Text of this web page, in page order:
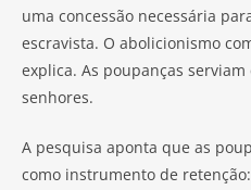
uma concessão necessária
escravista. O abolicionismo
explica. As poupanças
senhores.
A pesquisa aponta que as
como instrumento de